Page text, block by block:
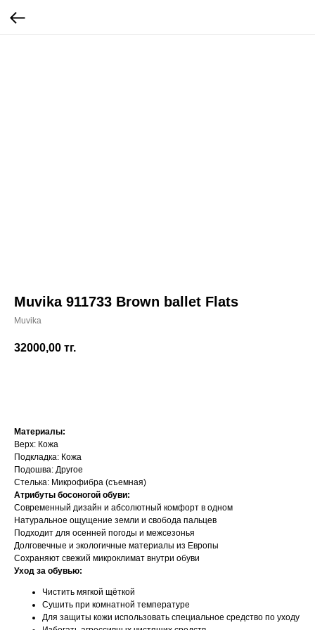
Muvika 911733 Brown ballet Flats
Muvika
32000,00 тг.
Материалы:
Верх: Кожа
Подкладка: Кожа
Подошва: Другое
Стелька: Микрофибра (съемная)
Атрибуты босоногой обуви:
Современный дизайн и абсолютный комфорт в одном
Натуральное ощущение земли и свобода пальцев
Подходит для осенней погоды и межсезонья
Долговечные и экологичные материалы из Европы
Сохраняют свежий микроклимат внутри обуви
Уход за обувью:
Чистить мягкой щёткой
Сушить при комнатной температуре
Для защиты кожи использовать специальное средство по уходу